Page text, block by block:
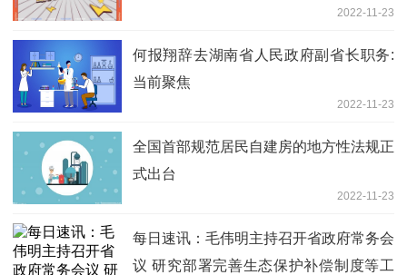
2022-11-23
何报翔辞去湖南省人民政府副省长职务:
当前聚焦
2022-11-23
全国首部规范居民自建房的地方性法规正
式出台
2022-11-23
每日速讯：毛伟明主持召开省政府常务会
议 研究部署完善生态保护补偿制度等工